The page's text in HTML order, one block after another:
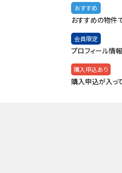
おすすめ
おすすめの物件で
会員限定
プロフィール情
購入申込あり
購入申込が入っ